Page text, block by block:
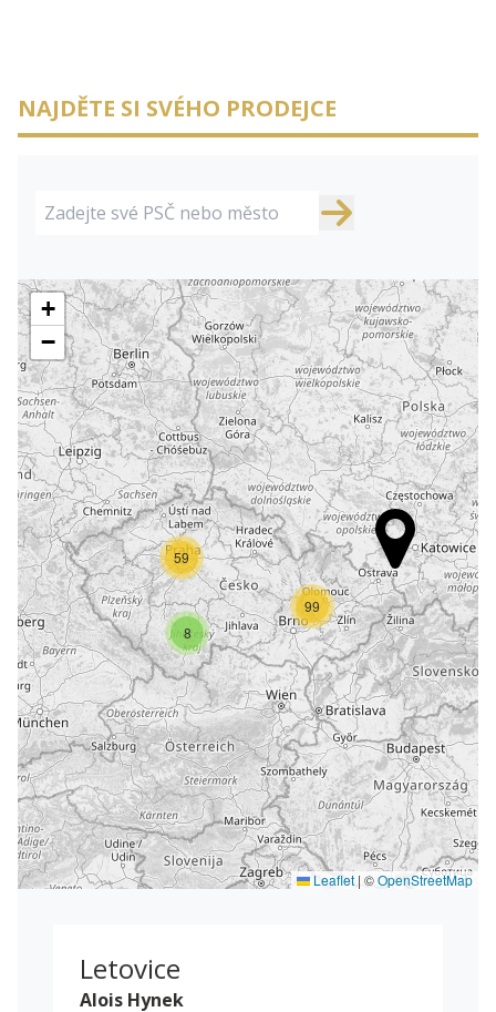
NAJDĚTE SI SVÉHO PRODEJCE
8
59
99
+
−
Leaflet | ©OpenStreetMap
Letovice
Alois Hynek